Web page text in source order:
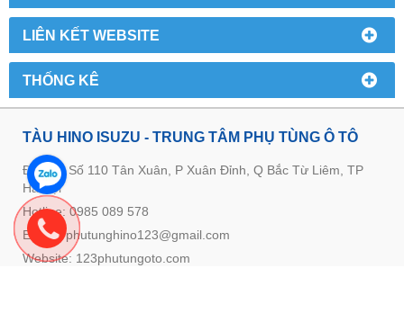
LIÊN KẾT WEBSITE
THỐNG KÊ
TÀU HINO ISUZU - TRUNG TÂM PHỤ TÙNG Ô TÔ
Địa chỉ: Số 110 Tân Xuân, P Xuân Đỉnh, Q Bắc Từ Liêm, TP
Hà Nội
Hotline: 0985 089 578
E-mail: phutunghino123@gmail.com
Website: 123phutungoto.com